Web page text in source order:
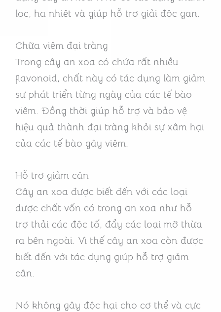
lọc, hạ nhiệt và giúp hỗ trợ giải độc gan.
Chữa viêm đại tràng
Trong cây an xoa có chứa rất nhiều
flavonoid, chất này có tác dụng làm giảm
sự phát triển từng ngày của các tế bào
viêm. Đồng thời giúp hỗ trợ và bảo vệ
hiệu quả thành đại tràng khỏi sự xâm hại
của các tế bào gây viêm.
Hỗ trợ giảm cân
Cây an xoa được biết đến với các loại
dược chất vốn có trong an xoa như hỗ
trợ thải các độc tố, đẩy các loại mỡ thừa
ra bên ngoài. Vì thế cây an xoa còn được
biết đến với tác dụng giúp hỗ trợ giảm
cân.
Nó không gây độc hại cho cơ thể và cực